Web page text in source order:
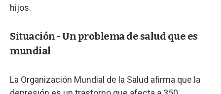
hijos.
Situación - Un problema de salud que es
mundial
La Organización Mundial de la Salud afirma que la